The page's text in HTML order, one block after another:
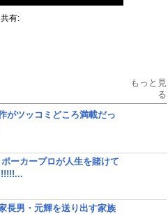
共有:
もっと見
る
がツッコミどころ満載だっ
ポーカープロが人生を賭けて
長男・元輝を送り出す家族